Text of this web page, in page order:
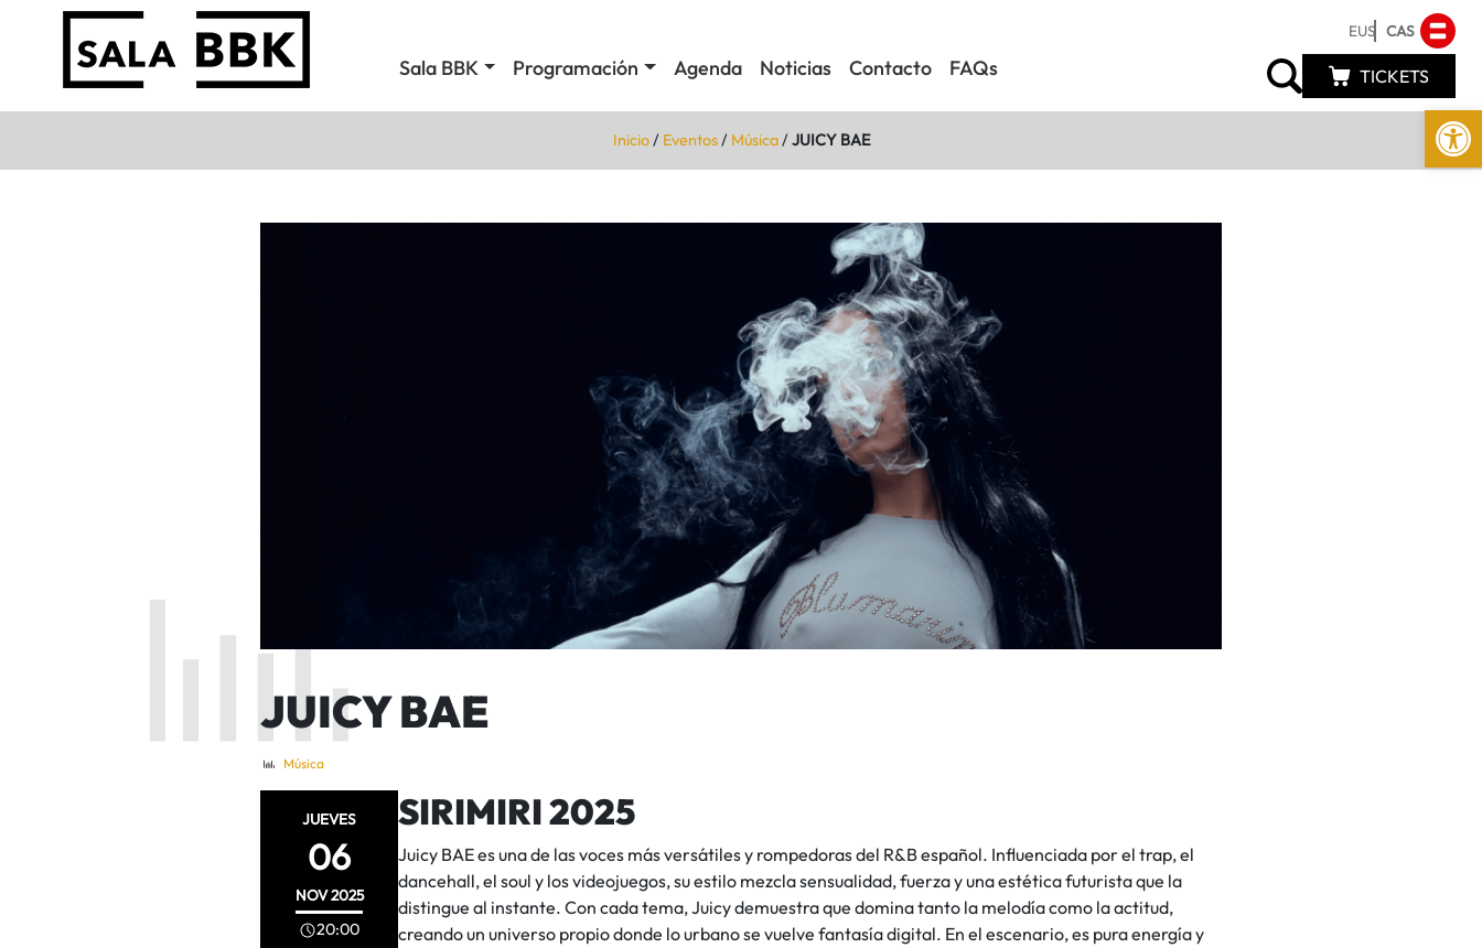
Abrir
Sala BBK Programación Agenda Noticias Contacto FAQs
EUS CAS
TICKETS
Inicio/ Eventos/ Música/JUICY BAE
JUICY BAE
Música
JUEVES
06
NOV2025
20:00
SIRIMIRI 2025
Juicy BAE es una de las voces más versátiles y rompedoras del R&B español. Influenciada por el trap, el
dancehall, el soul y los videojuegos, su estilo mezcla sensualidad, fuerza y una estética futurista que la
distingue al instante. Con cada tema, Juicy demuestra que domina tanto la melodía como la actitud,
creando un universo propio donde lo urbano se vuelve fantasía digital. En el escenario, es pura energía y